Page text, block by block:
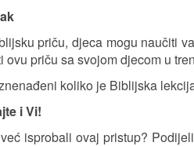
priču, djeca mogu naučiti
ovu priču sa svojom djecom u
koliko je Biblijska
i Vi!
isprobali ovaj pristup?